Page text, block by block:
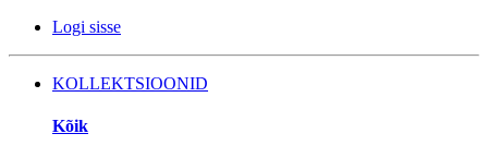
Logi sisse
KOLLEKTSIOONID
Kõik